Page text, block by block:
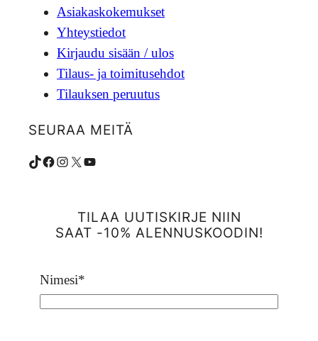
Asiakaskokemukset
Yhteystiedot
Kirjaudu sisään / ulos
Tilaus- ja toimitusehdot
Tilauksen peruutus
SEURAA MEITÄ
TikTok Facebook Instagram X YouTube
TILAA UUTISKIRJE NIIN
SAAT -10% ALENNUSKOODIN!
Nimesi*